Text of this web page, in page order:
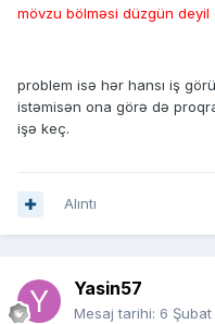
mövzu bölməsi düzgün
problem isə hər hansı iş
istəmisən ona görə də
işə keç.
Alıntı
Yasin57
Mesaj tarihi: 6 Şubat